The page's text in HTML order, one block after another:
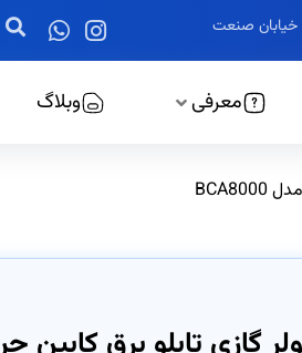
خیابان صنعت
معرفی وبلاگ